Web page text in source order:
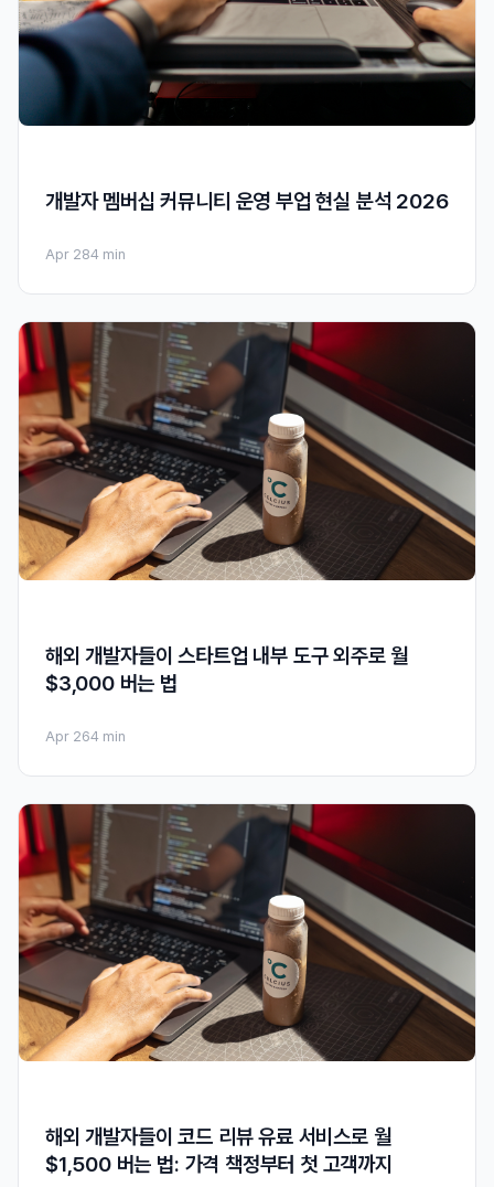
개발자 멤버십 커뮤니티 운영 부업 현실 분석 2026
Apr 284 min
해외 개발자들이 스타트업 내부 도구 외주로 월
$3,000 버는 법
Apr 264 min
해외 개발자들이 코드 리뷰 유료 서비스로 월
$1,500 버는 법: 가격 책정부터 첫 고객까지